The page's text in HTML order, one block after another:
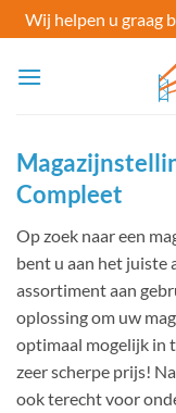
Wij helpen u graag
naar
Compleet
Op zoek naar een
bent u aan het juiste
assortiment aan
oplossing om uw
optimaal mogelijk in
zeer scherpe prijs!
ook terecht voor